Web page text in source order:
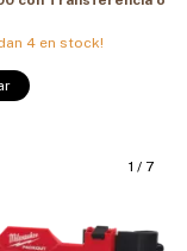
4 en stock!
1 / 7